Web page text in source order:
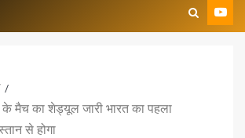
मैच का शेड्यूल जारी भारत का पहला
से होगा